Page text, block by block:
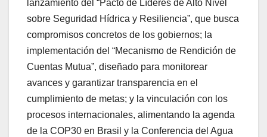
lanzamiento del “Pacto de Líderes de Alto Nivel
sobre Seguridad Hídrica y Resiliencia”, que busca
compromisos concretos de los gobiernos; la
implementación del “Mecanismo de Rendición de
Cuentas Mutua”, diseñado para monitorear
avances y garantizar transparencia en el
cumplimiento de metas; y la vinculación con los
procesos internacionales, alimentando la agenda
de la COP30 en Brasil y la Conferencia del Agua